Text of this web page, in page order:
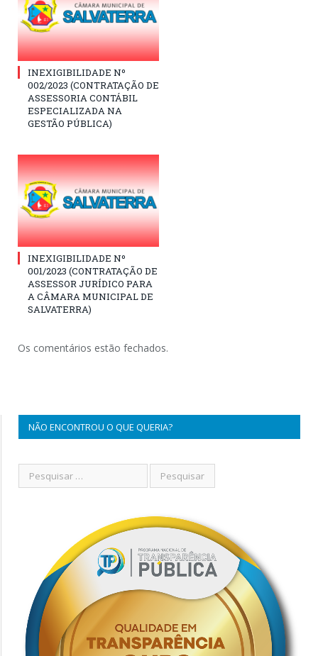
INEXIGIBILIDADE Nº
002/2023 (CONTRATAÇÃO DE
ASSESSORIA CONTÁBIL
ESPECIALIZADA NA
GESTÃO PÚBLICA)
INEXIGIBILIDADE Nº
001/2023 (CONTRATAÇÃO DE
ASSESSOR JURÍDICO PARA
A CÂMARA MUNICIPAL DE
SALVATERRA)
Os comentários estão fechados.
NÃO ENCONTROU O QUE QUERIA?